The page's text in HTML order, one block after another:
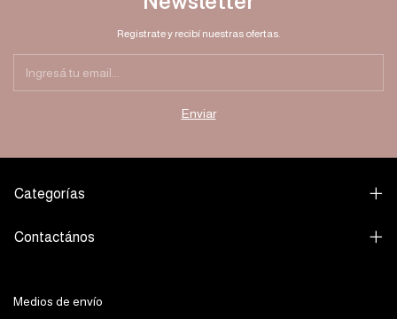
Registrate y recibí nuestras ofertas.
Categorías
Contactános
Medios de envío